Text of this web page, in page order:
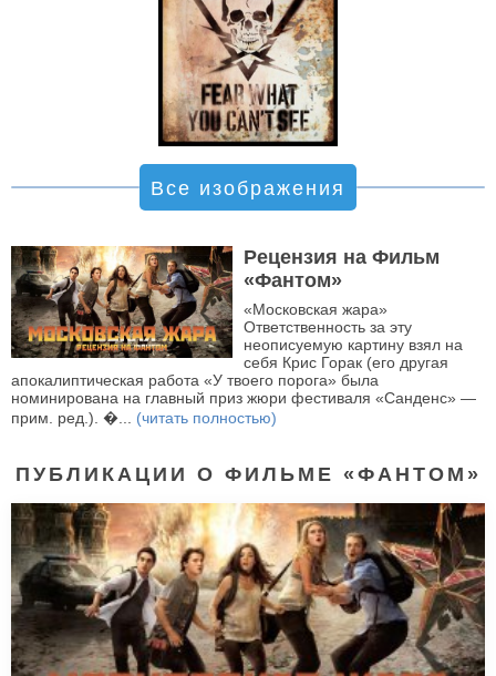
Все изображения
Рецензия на Фильм
«Фантом»
«Московская жара»
Ответственность за эту
неописуемую картину взял на
себя Крис Горак (его другая
апокалиптическая работа «У твоего порога» была
номинирована на главный приз жюри фестиваля «Санденс» —
прим. ред.). �... (читать полностью)
ПУБЛИКАЦИИ О ФИЛЬМЕ «ФАНТОМ»